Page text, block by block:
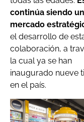
continúa siendo un
mercado
el desarrollo de
colaboración, a
la cual ya se han
inaugurado nueve
en el país.